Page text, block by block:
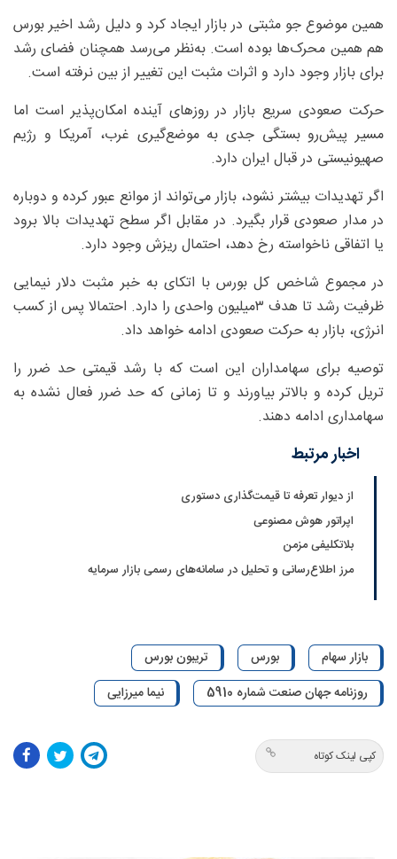
همین موضوع جو مثبتی در بازار ایجاد کرد و دلیل رشد اخیر بورس
هم همین محرک‌ها بوده است. به‌نظر می‌رسد همچنان فضای رشد
برای بازار وجود دارد و اثرات مثبت این تغییر از بین نرفته است.
حرکت صعودی سریع بازار در روزهای آینده امکان‌پذیر است اما
مسیر پیش‌‌رو بستگی جدی به موضع‌گیری غرب، آمریکا و رژیم
صهیونیستی در قبال ایران دارد.
اگر تهدیدات بیشتر نشود، بازار می‌تواند از موانع عبور کرده و دوباره
در مدار صعودی قرار بگیرد. در مقابل اگر سطح تهدیدات بالا برود
یا اتفاقی ناخواسته رخ دهد، احتمال ریزش وجود دارد.
در مجموع شاخص کل بورس با اتکای به خبر مثبت دلار نیمایی
ظرفیت رشد تا هدف ۳‌میلیون واحدی را دارد. احتمالا پس از کسب
انرژی، بازار به حرکت صعودی ادامه خواهد داد.
توصیه برای سهامداران این است که با رشد قیمتی حد ضرر را
تریل کرده و بالاتر بیاورند و تا زمانی که حد ضرر فعال نشده به
سهامداری ادامه دهند.
اخبار مرتبط
از دیوار تعرفه تا قیمت‌گذاری دستوری
اپراتور هوش مصنوعی
بلاتکلیفی مزمن
مرز اطلاع‌رسانی و تحلیل در سامانه‌های رسمی بازار سرمایه
بازار سهام بورس
تریبون بورس
روزنامه جهان صنعت شماره 5910
نیما میرزایی
کپی لینک کوتاه